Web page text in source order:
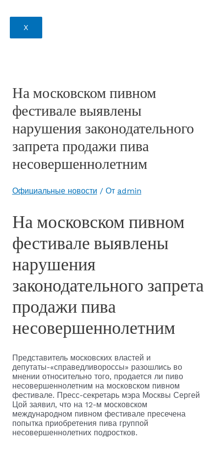
X
На московском пивном
фестивале выявлены
нарушения законодательного
запрета продажи пива
несовершеннолетним
Официальные новости / От admin
На московском пивном
фестивале выявлены
нарушения
законодательного запрета
продажи пива
несовершеннолетним
Представитель московских властей и
депутаты-«справедливороссы» разошлись во
мнении относительно того, продается ли пиво
несовершеннолетним на московском пивном
фестивале. Пресс-секретарь мэра Москвы Сергей
Цой заявил, что на 12-м московском
международном пивном фестивале пресечена
попытка приобретения пива группой
несовершеннолетних подростков.